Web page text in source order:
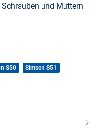
und Muttern
S50 Simson S51